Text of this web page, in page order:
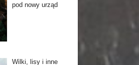
pod nowy urząd
Wilki, lisy i inne